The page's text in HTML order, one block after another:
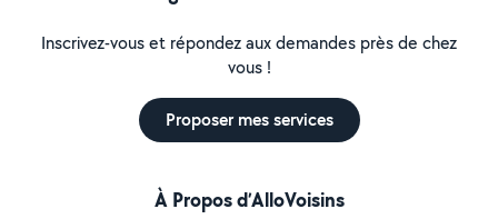
Inscrivez-vous et répondez aux demandes près de chez
vous !
Proposer mes services
À Propos d’AlloVoisins